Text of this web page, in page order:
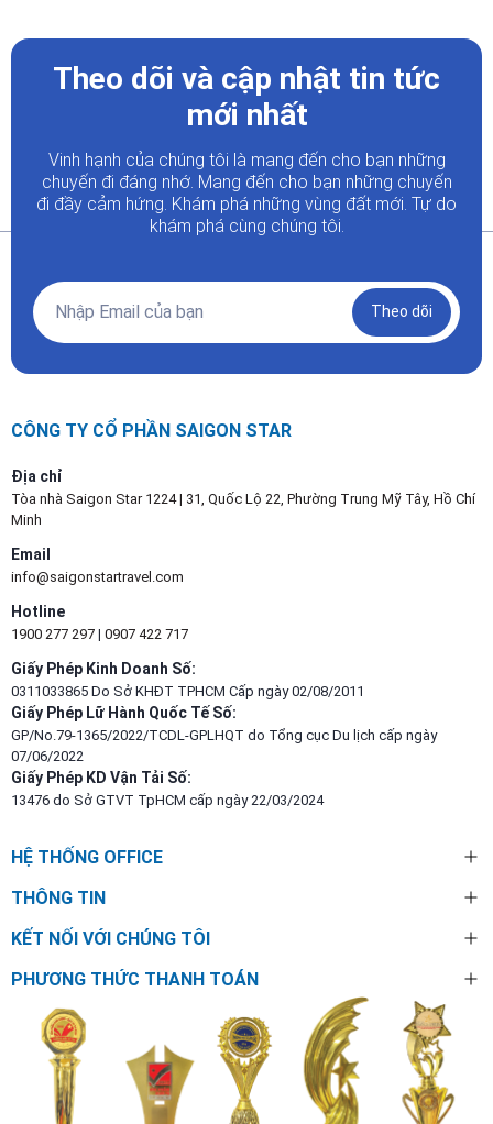
Theo dõi và cập nhật tin tức
mới nhất
Vinh hạnh của chúng tôi là mang đến cho bạn những
chuyến đi đáng nhớ. Mang đến cho bạn những chuyến
đi đầy cảm hứng. Khám phá những vùng đất mới. Tự do
khám phá cùng chúng tôi.
Theo dõi
CÔNG TY CỔ PHẦN SAIGON STAR
Địa chỉ
Tòa nhà Saigon Star 1224 | 31, Quốc Lộ 22, Phường Trung Mỹ Tây, Hồ Chí
Minh
Email
info@saigonstartravel.com
Hotline
1900 277 297 | 0907 422 717
Giấy Phép Kinh Doanh Số:
0311033865 Do Sở KHĐT TPHCM Cấp ngày 02/08/2011
Giấy Phép Lữ Hành Quốc Tế Số:
GP/No.79-1365/2022/TCDL-GPLHQT do Tổng cục Du lịch cấp ngày
07/06/2022
Giấy Phép KD Vận Tải Số:
13476 do Sở GTVT TpHCM cấp ngày 22/03/2024
HỆ THỐNG OFFICE
THÔNG TIN
KẾT NỐI VỚI CHÚNG TÔI
PHƯƠNG THỨC THANH TOÁN